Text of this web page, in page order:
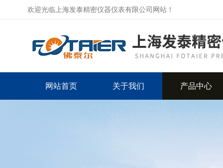
欢迎光临上海发泰精密仪器仪表有限公司网站！
网站首页 关于我们 产品中心